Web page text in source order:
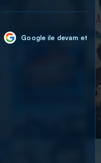
Google ile devam et